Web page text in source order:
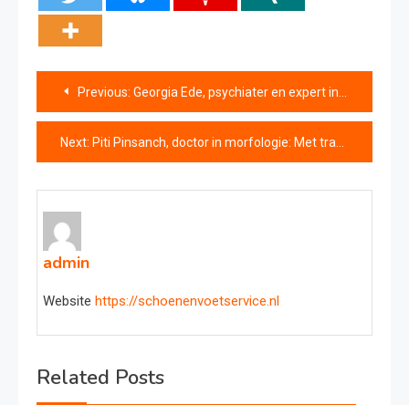
Bericht
navigatie
Previous: Georgia Ede, psychiater en expert in metabolisme: “Afvallen lukt niet als je insuline te hoog is”
Next: Piti Pinsanch, doctor in morfologie: Met traditionele buikspieroefeningen maak je je buik juist slapper
admin
Website https://schoenenvoetservice.nl
Related Posts